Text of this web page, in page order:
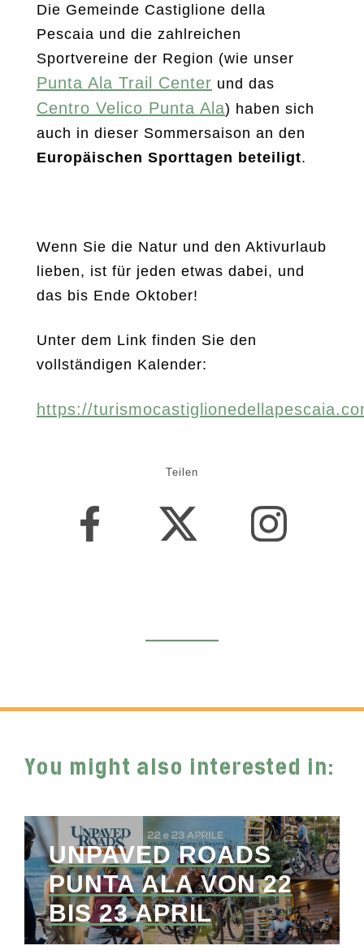
Die Gemeinde Castiglione della
Pescaia und die zahlreichen
Sportvereine der Region (wie unser
Punta Ala Trail Center und das
Centro Velico Punta Ala) haben sich
auch in dieser Sommersaison an den
Europäischen Sporttagen beteiligt.
Wenn Sie die Natur und den Aktivurlaub
lieben, ist für jeden etwas dabei, und
das bis Ende Oktober!
Unter dem Link finden Sie den
vollständigen Kalender:
https://
Teilen
You might also interested in:
UNPAVED ROADS
PUNTA ALA VON 22
BIS 23 APRIL